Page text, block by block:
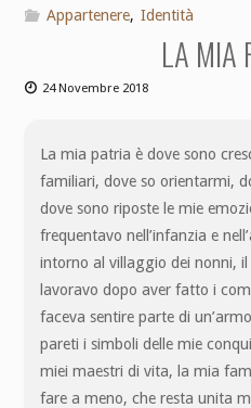
Appartenere, Identità
LA MIA
24 Novembre 2018
La mia patria è dove sono
familiari, dove so orientarmi,
dove sono riposte le mie
frequentavo nell’infanzia e
intorno al villaggio dei nonni,
lavoravo dopo aver fatto i
faceva sentire parte di
pareti i simboli delle mie
miei maestri di vita, la mia
fare a meno, che resta unita